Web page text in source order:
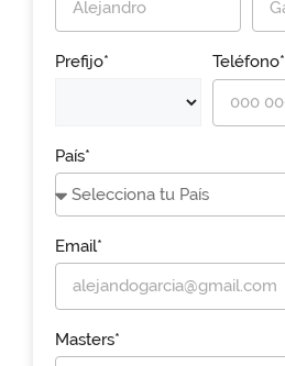
Prefijo* Teléfono*
País*
Email*
Masters*